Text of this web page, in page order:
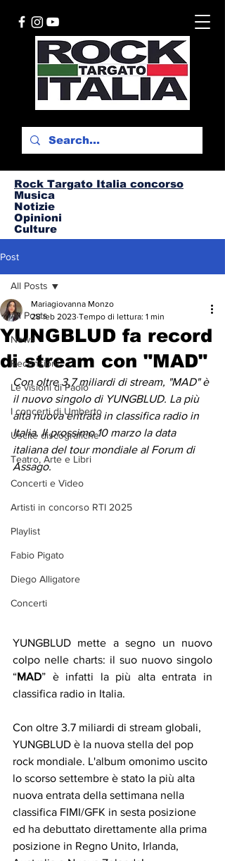
Rock Targato Italia concorso
Musica
Notizie
Opinioni
Culture
Post
All Posts
News
Recensioni
Le visioni di Paolo
I concerti di Umberto
Uscite discografiche
Teatro, Arte e Libri
Concerti e Video
Artisti in concorso RTI 2025
Playlist
Fabio Pigato
Diego Alligatore
Concerti
All Posts
YUNGBLUD fa record
di stream con "MAD"
Mariagiovanna Monzo
28 feb 2023 Tempo di lettura: 1 min
Con oltre 3,7 miliardi di stream, "MAD" è
il nuovo singolo di YUNGBLUD. La più
alta nuova entrata in classifica radio in
Italia. Il prossimo 10 marzo la data
italiana del tour mondiale al Forum di
Assago.
YUNGBLUD mette a segno un nuovo
colpo nelle charts: il suo nuovo singolo
“MAD” è infatti la più alta entrata in
classifica radio in Italia.
Con oltre 3.7 miliardi di stream globali,
YUNGBLUD è la nuova stella del pop
rock mondiale. L'album omonimo uscito
lo scorso settembre è stato la più alta
nuova entrata della settimana nella
classifica FIMI/GFK in sesta posizione
ed ha debuttato direttamente alla prima
posizione in Regno Unito, Irlanda,